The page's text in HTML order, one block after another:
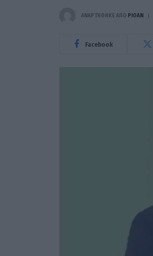
ΑΝΑΡΤΗΘΗΚΕ ΑΠΟ PIOAN
Facebook